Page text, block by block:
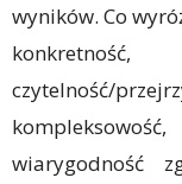
wyników. Co
konkretność,
czytelność/
kompleksowość,
wiarygodność